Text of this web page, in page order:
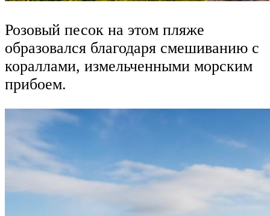
Розовый песок на этом пляже
образовался благодаря смешиванию с
кораллами, измельченными морским
прибоем.